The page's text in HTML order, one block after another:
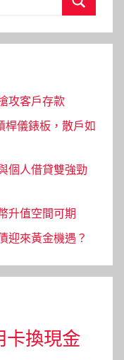
攻客戶存款
桿儀錶板，散戶如
個人借貸雙強勁
升值空間可期
迎來黃金機遇？
卡換現金